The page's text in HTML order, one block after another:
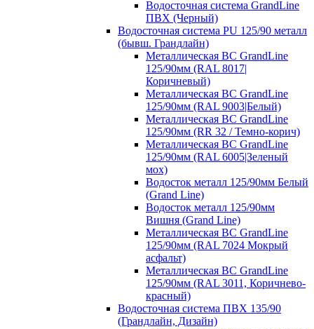
Водосточная система GrandLine
ПВХ (Черный)
Водосточная система PU 125/90 металл
(бывш. Грандлайн)
Металлическая ВС GrandLine
125/90мм (RAL 8017|
Коричневый)
Металлическая ВС GrandLine
125/90мм (RAL 9003|Белый)
Металлическая ВС GrandLine
125/90мм (RR 32 / Темно-корич)
Металлическая ВС GrandLine
125/90мм (RAL 6005|Зеленый
мох)
Водосток металл 125/90мм Белый
(Grand Line)
Водосток металл 125/90мм
Вишня (Grand Line)
Металлическая ВС GrandLine
125/90мм (RAL 7024 Мокрый
асфальт)
Металлическая ВС GrandLine
125/90мм (RAL 3011, Коричнево-
красный)
Водосточная система ПВХ 135/90
(Грандлайн, Дизайн)